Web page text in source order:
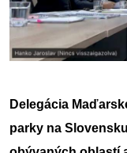
Delegácia
parky na